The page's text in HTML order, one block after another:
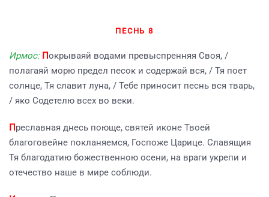
ПЕСНЬ 8
Ирмос: Покрываяй водами превыспренняя Своя, /
полагаяй морю предел песок и содержай вся, / Тя поет
солнце, Тя славит луна, / Тебе приносит песнь вся тварь,
/ яко Содетелю всех во веки.
Преславная днесь поюще, святей иконе Твоей
благоговейне покланяемся, Госпоже Царице. Славящия
Тя благодатию божественною осени, на враги укрепи и
отечество наше в мире соблюди.